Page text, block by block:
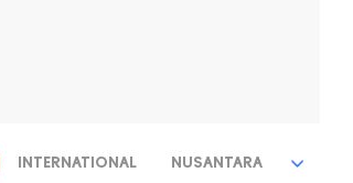
INTERNATIONAL NUSANTARA